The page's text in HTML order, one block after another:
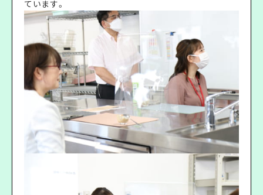
ています。